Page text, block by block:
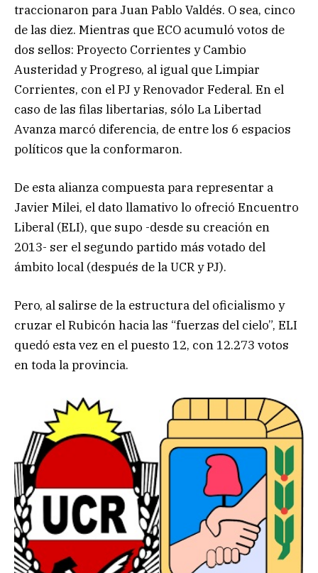
traccionaron para Juan Pablo Valdés. O sea, cinco
de las diez. Mientras que ECO acumuló votos de
dos sellos: Proyecto Corrientes y Cambio
Austeridad y Progreso, al igual que Limpiar
Corrientes, con el PJ y Renovador Federal. En el
caso de las filas libertarias, sólo La Libertad
Avanza marcó diferencia, de entre los 6 espacios
políticos que la conformaron.
De esta alianza compuesta para representar a
Javier Milei, el dato llamativo lo ofreció Encuentro
Liberal (ELI), que supo -desde su creación en
2013- ser el segundo partido más votado del
ámbito local (después de la UCR y PJ).
Pero, al salirse de la estructura del oficialismo y
cruzar el Rubicón hacia las “fuerzas del cielo”, ELI
quedó esta vez en el puesto 12, con 12.273 votos
en toda la provincia.